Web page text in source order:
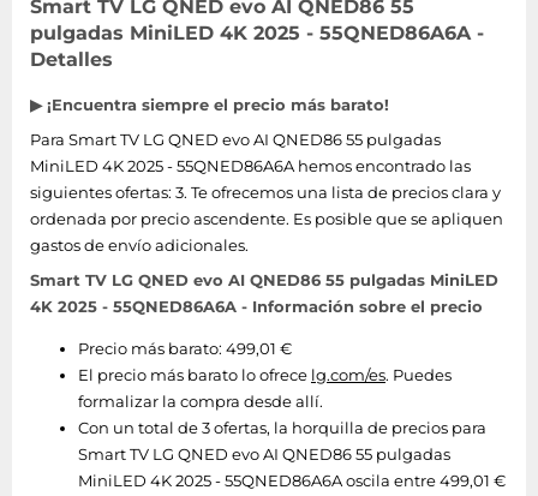
Smart TV LG QNED evo AI QNED86 55
pulgadas MiniLED 4K 2025 - 55QNED86A6A -
Detalles
▶ ¡Encuentra siempre el precio más barato!
Para Smart TV LG QNED evo AI QNED86 55 pulgadas
MiniLED 4K 2025 - 55QNED86A6A hemos encontrado las
siguientes ofertas: 3. Te ofrecemos una lista de precios clara y
ordenada por precio ascendente. Es posible que se apliquen
gastos de envío adicionales.
Smart TV LG QNED evo AI QNED86 55 pulgadas MiniLED
4K 2025 - 55QNED86A6A - Información sobre el precio
Precio más barato: 499,01 €
El precio más barato lo ofrece lg.com/es. Puedes
formalizar la compra desde allí.
Con un total de 3 ofertas, la horquilla de precios para
Smart TV LG QNED evo AI QNED86 55 pulgadas
MiniLED 4K 2025 - 55QNED86A6A oscila entre 499,01 €